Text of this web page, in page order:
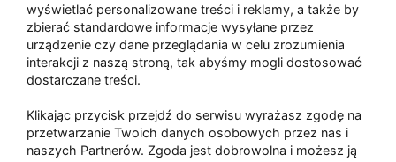
Akcja po pożarze w Gorzowie.
Ruszyła rozbiórka ściany spalonej
wyświetlać personalizowane treści i reklamy, a także by
zbierać standardowe informacje wysyłane przez
urządzenie czy dane przeglądania w celu zrozumienia
interakcji z naszą stroną, tak abyśmy mogli dostosować
dostarczane treści.
Klikając przycisk przejdź do serwisu wyrażasz zgodę na
przetwarzanie Twoich danych osobowych przez nas i
naszych Partnerów. Zgoda jest dobrowolna i możesz ją